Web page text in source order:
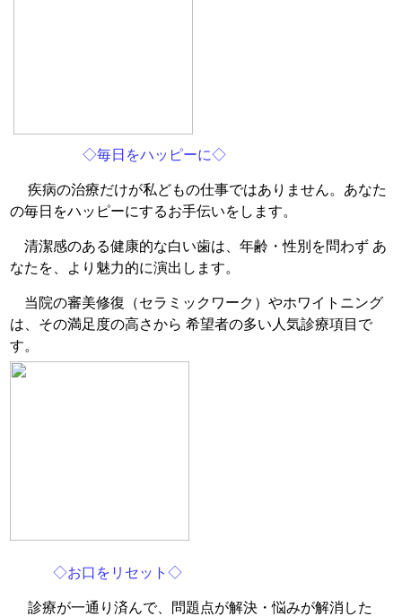
◇毎日をハッピーに◇
疾病の治療だけが私どもの仕事ではありません。あなた
の毎日をハッピーにするお手伝いをします。
清潔感のある健康的な白い歯は、年齢・性別を問わず あ
なたを、より魅力的に演出します。
当院の審美修復（セラミックワーク）やホワイトニング
は、その満足度の高さから 希望者の多い人気診療項目で
す。
◇お口をリセット◇
診療が一通り済んで、問題点が解決・悩みが解消した